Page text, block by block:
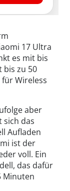
17 Ultra
es mit bis
bis zu 50
Wireless
aber
sich das
Aufladen
ist der
voll. Ein
das dafür
Minuten